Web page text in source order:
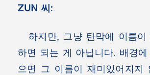
ZUN 씨:
하지만, 그냥 탄막에 이름이
하면 되는 게 아닙니다. 배경에
으면 그 이름이 재미있어지지